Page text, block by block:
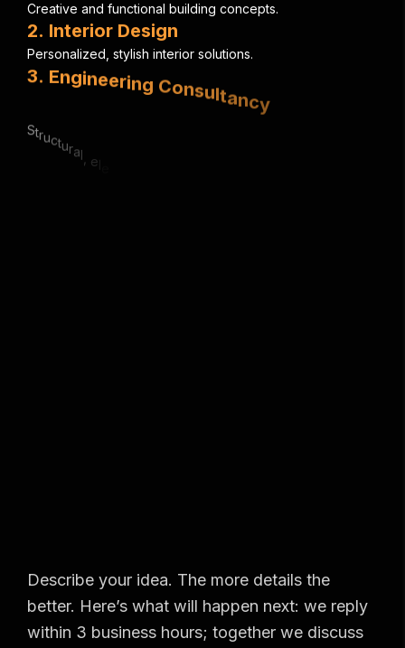
Creative and functional building concepts.
2. Interior Design
Personalized stylish interior solutions.
3. Engineering C
& c a ex per
Urban
Describe your idea. The more details the
better. Here’s what will happen next: we reply
within 3 business hours; together we discuss